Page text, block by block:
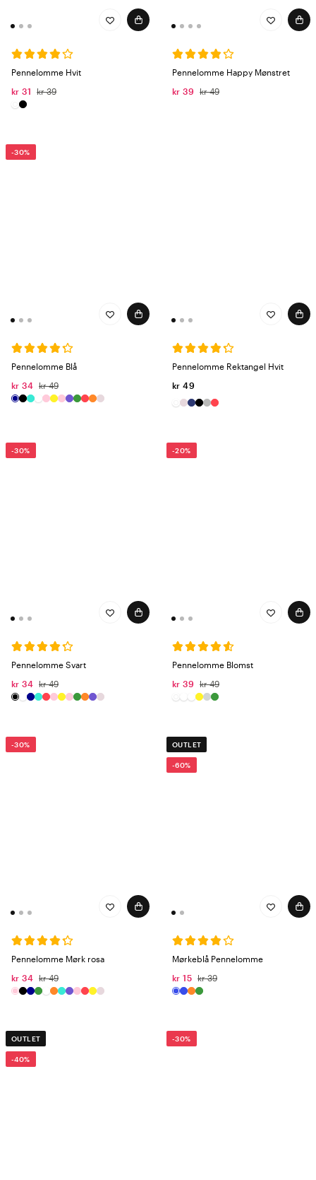
Pennelomme Hvit
kr 31
kr 39
Pennelomme Happy Mønstret
kr 39
kr 49
-30%
Pennelomme Blå
kr 34 kr 49
Pennelomme Rektangel Hvit
kr 49
-30%
Pennelomme Svart
kr 34 kr 49
-20%
Pennelomme Blomst
kr 39
kr 49
-30%
Pennelomme Mørk rosa
kr 34 kr 49
OUTLET
-60%
Mørkeblå Pennelomme
kr 15 kr 39
OUTLET
-40%
-30%